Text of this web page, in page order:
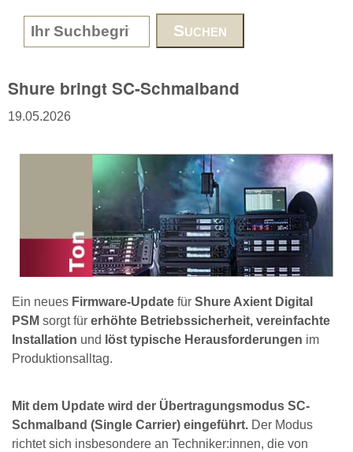
www.DieReferenz.de
Search form
Shure bringt SC-Schmalband
19.05.2026
Ein neues Firmware-Update für Shure Axient Digital
PSM sorgt für erhöhte Betriebssicherheit, vereinfachte
Installation und löst typische Herausforderungen im
Produktionsalltag.
Mit dem Update wird der Übertragungsmodus SC-
Schmalband (Single Carrier) eingeführt. Der Modus
richtet sich insbesondere an Techniker:innen, die von